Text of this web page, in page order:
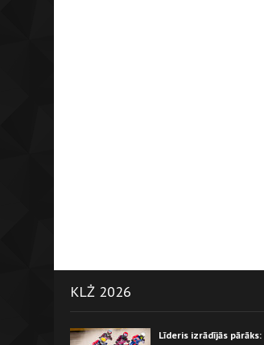
KLŻ 2026
Līderis izrādījās